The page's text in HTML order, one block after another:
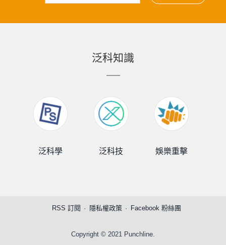
泛科知識
泛科學 泛科技 娛樂重擊
RSS 訂閱 隱私權政策 Facebook 粉絲團
Copyright © 2021 Punchline.